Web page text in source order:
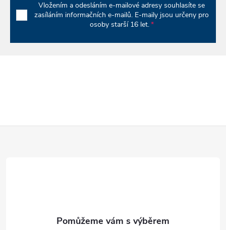
Vložením a odesláním e-mailové adresy souhlasíte se
zasíláním informačních e-mailů. E-maily jsou určeny pro
osoby starší 16 let.